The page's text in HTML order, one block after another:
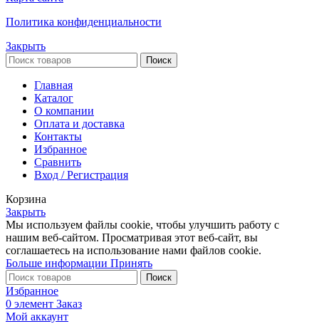
Политика конфиденциальности
Закрыть
Поиск
Главная
Каталог
О компании
Оплата и доставка
Контакты
Избранное
Сравнить
Вход / Регистрация
Корзина
Закрыть
Мы используем файлы cookie, чтобы улучшить работу с
нашим веб-сайтом. Просматривая этот веб-сайт, вы
соглашаетесь на использование нами файлов cookie.
Больше информации Больше
информации
Принять
Поиск
Избранное
0 элемент Заказ
Мой аккаунт